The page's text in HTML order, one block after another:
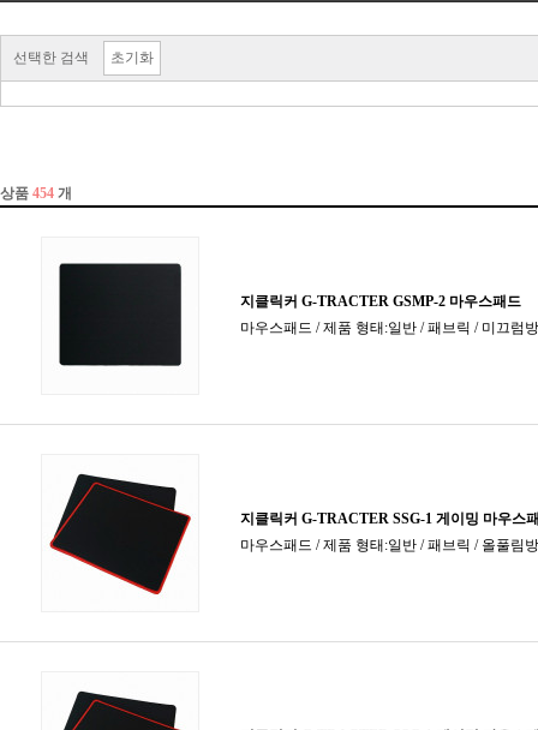
마우스피트
손목받침대(팜레스트)
정전식
선택한 검색
초기화